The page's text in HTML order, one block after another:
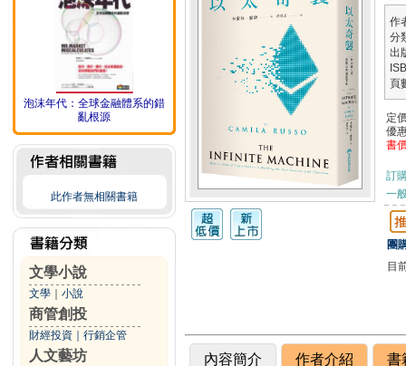
泡沫年代：全球金融體系的錯
亂根源
此作者無相關書籍
文學小說
文學 小說
商管創投
財經投資 行銷企管
人文藝坊
作
分
出
頁
定
優
書
訂
一
團
目
內容簡介 作者介紹 書